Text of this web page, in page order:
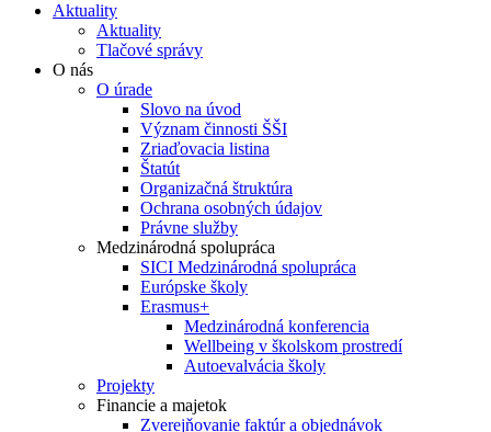
Aktuality
Aktuality
Tlačové správy
O nás
O úrade
Slovo na úvod
Význam činnosti ŠŠI
Zriaďovacia listina
Štatút
Organizačná štruktúra
Ochrana osobných údajov
Právne služby
Medzinárodná spolupráca
SICI Medzinárodná spolupráca
Európske školy
Erasmus+
Medzinárodná konferencia
Wellbeing v školskom prostredí
Autoevalvácia školy
Projekty
Financie a majetok
Zverejňovanie faktúr a objednávok